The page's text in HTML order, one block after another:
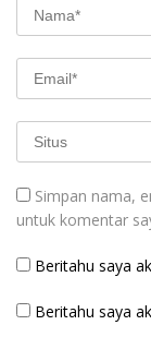
Simpan nama,
untuk komentar
Beritahu saya
Beritahu saya